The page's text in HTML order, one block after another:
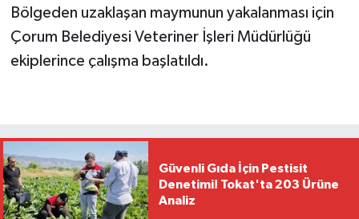
Bölgeden uzaklaşan maymunun yakalanması için
Çorum Belediyesi Veteriner İşleri Müdürlüğü
ekiplerince çalışma başlatıldı.
Güvenli Gıda İçin Pestisit
Denetimi! Tokat'ta 203 Ürüne
Analiz